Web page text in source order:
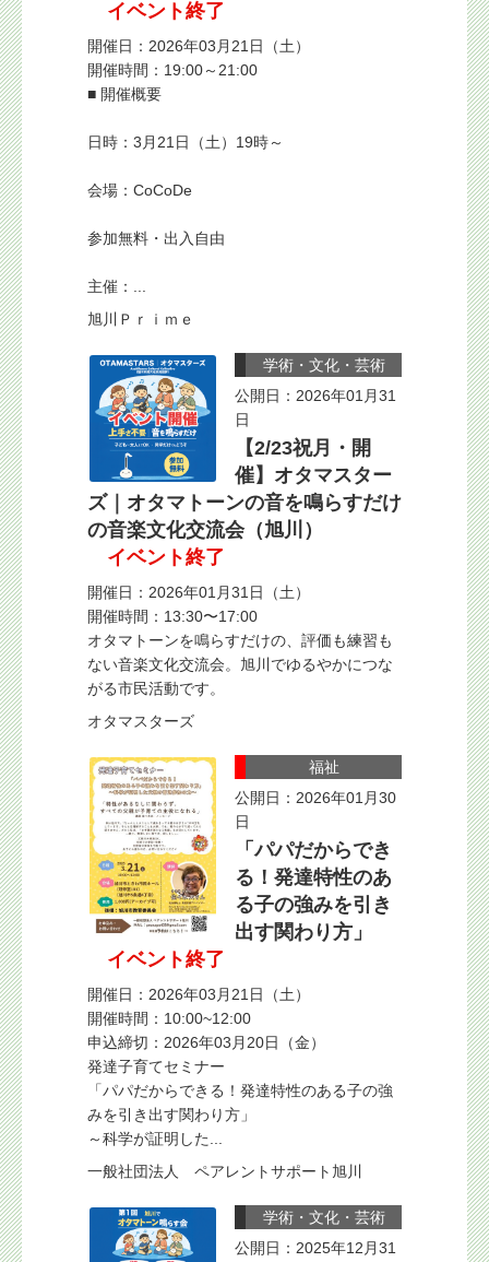
イベント終了
開催日：2026年03月21日（土）
開催時間：19:00～21:00
■ 開催概要
日時：3月21日（土）19時～
会場：CoCoDe
参加無料・出入自由
主催：...
旭川Ｐｒｉｍｅ
学術・文化・芸術
公開日：2026年01月31
日
【2/23祝月・開
催】オタマスター
ズ｜オタマトーンの音を鳴らすだけ
の音楽文化交流会（旭川）
イベント終了
開催日：2026年01月31日（土）
開催時間：13:30〜17:00
オタマトーンを鳴らすだけの、評価も練習も
ない音楽文化交流会。旭川でゆるやかにつな
がる市民活動です。
オタマスターズ
福祉
公開日：2026年01月30
日
「パパだからでき
る！発達特性のあ
る子の強みを引き
出す関わり方」
イベント終了
開催日：2026年03月21日（土）
開催時間：10:00~12:00
申込締切：2026年03月20日（金）
発達子育てセミナー
「パパだからできる！発達特性のある子の強
みを引き出す関わり方」
～科学が証明した...
一般社団法人 ペアレントサポート旭川
学術・文化・芸術
公開日：2025年12月31